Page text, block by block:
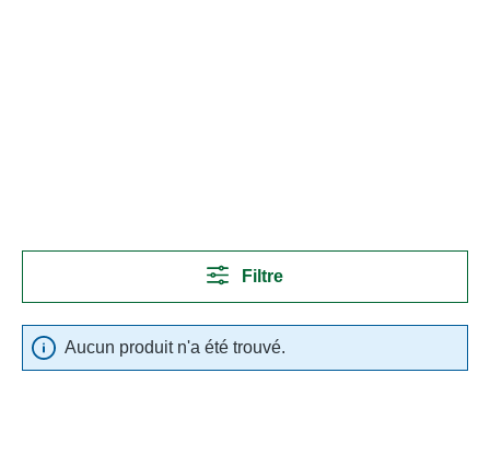
Filtre
Aucun produit n'a été trouvé.